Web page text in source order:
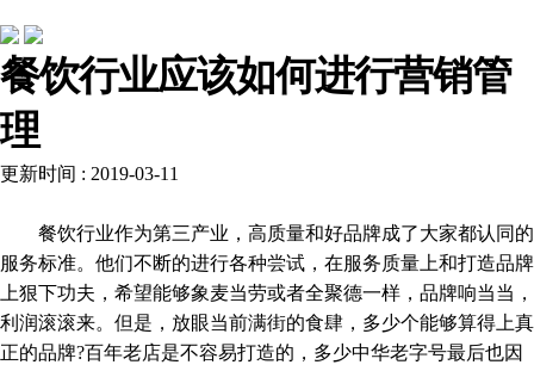
餐饮行业应该如何进行营销管
理
更新时间 : 2019-03-11
餐饮行业作为第三产业，高质量和好品牌成了大家都认同的
服务标准。他们不断的进行各种尝试，在服务质量上和打造品牌
上狠下功夫，希望能够象麦当劳或者全聚德一样，品牌响当当，
利润滚滚来。但是，放眼当前满街的食肆，多少个能够算得上真
正的品牌?百年老店是不容易打造的，多少中华老字号最后也因